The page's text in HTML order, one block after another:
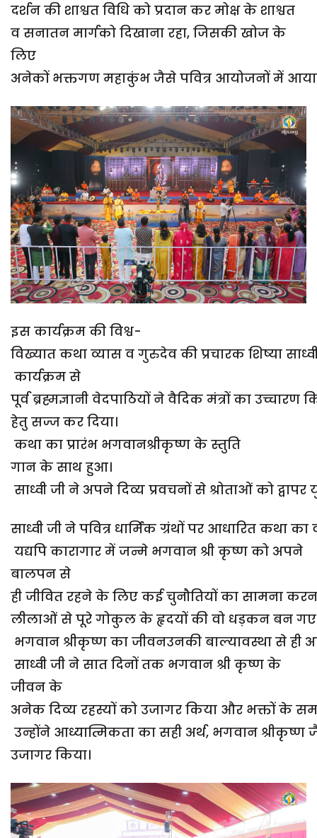
दर्शन की शाश्वत विधि को प्रदान कर मोक्ष के शाश्वत
व सनातन मार्गको दिखाना रहा, जिसकी खोज के
लिए
अनेकों भक्तगण महाकुंभ जैसे पवित्र आयोजनों में
इस कार्यक्रम की विश्व-
विख्यात कथा व्यास व गुरुदेव की प्रचारक शिष्या
कार्यक्रम से
पूर्व ब्रह्मज्ञानी वेदपाठियों ने वैदिक मंत्रों का
हेतु सज्ज कर दिया।
कथा का प्रारंभ भगवानश्रीकृष्ण के स्तुति
गान के साथ हुआ।
साध्वी जी ने अपने दिव्य प्रवचनों से श्रोताओं को
साध्वी जी ने पवित्र धार्मिक ग्रंथों पर आधारित कथा
यद्यपि कारागार में जन्मे भगवान श्री कृष्ण को अपने
बालपन से
ही जीवित रहने के लिए कई चुनौतियों का सामना
लीलाओं से पूरे गोकुल के हृदयों की वो धड़कन बन
भगवान श्रीकृष्ण का जीवनउनकी बाल्यावस्था से ही
साध्वी जी ने सात दिनों तक भगवान श्री कृष्ण के
जीवन के
अनेक दिव्य रहस्यों को उजागर किया और भक्तों के
उन्होंने आध्यात्मिकता का सही अर्थ, भगवान
उजागर किया।